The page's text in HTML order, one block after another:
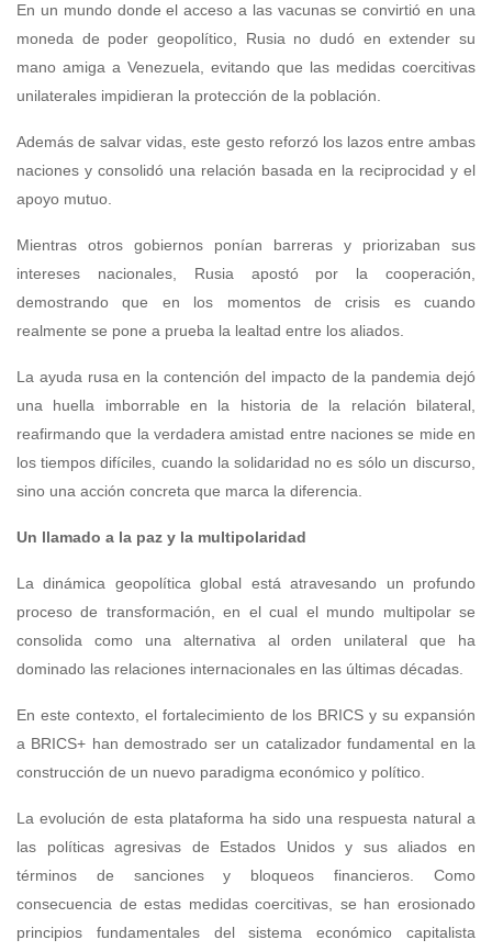
En un mundo donde el acceso a las vacunas se convirtió en una
moneda de poder geopolítico, Rusia no dudó en extender su
mano amiga a Venezuela, evitando que las medidas coercitivas
unilaterales impidieran la protección de la población.
Además de salvar vidas, este gesto reforzó los lazos entre ambas
naciones y consolidó una relación basada en la reciprocidad y el
apoyo mutuo.
Mientras otros gobiernos ponían barreras y priorizaban sus
intereses nacionales, Rusia apostó por la cooperación,
demostrando que en los momentos de crisis es cuando
realmente se pone a prueba la lealtad entre los aliados.
La ayuda rusa en la contención del impacto de la pandemia dejó
una huella imborrable en la historia de la relación bilateral,
reafirmando que la verdadera amistad entre naciones se mide en
los tiempos difíciles, cuando la solidaridad no es sólo un discurso,
sino una acción concreta que marca la diferencia.
Un llamado a la paz y la multipolaridad
La dinámica geopolítica global está atravesando un profundo
proceso de transformación, en el cual el mundo multipolar se
consolida como una alternativa al orden unilateral que ha
dominado las relaciones internacionales en las últimas décadas.
En este contexto, el fortalecimiento de los BRICS y su expansión
a BRICS+ han demostrado ser un catalizador fundamental en la
construcción de un nuevo paradigma económico y político.
La evolución de esta plataforma ha sido una respuesta natural a
las políticas agresivas de Estados Unidos y sus aliados en
términos de sanciones y bloqueos financieros. Como
consecuencia de estas medidas coercitivas, se han erosionado
principios fundamentales del sistema económico capitalista